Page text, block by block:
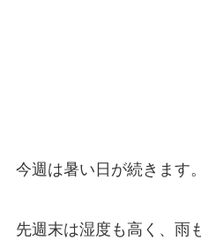
今週は暑い日が続きます。
先週末は湿度も高く、雨